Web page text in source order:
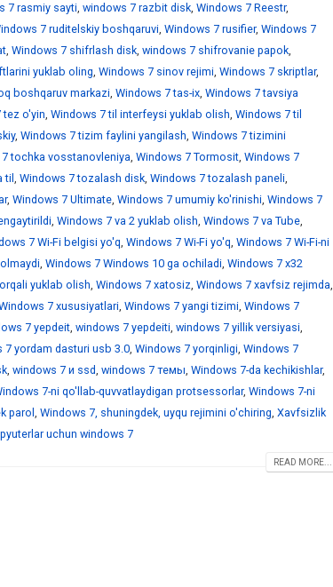
7 rasmiy sayti, windows 7 razbit disk, Windows 7 Reestr,
7 ruditelskiy boshqaruvi, Windows 7 rusifier, Windows 7
, Windows 7 shifrlash disk, windows 7 shifrovanie papok,
yuklab oling, Windows 7 sinov rejimi, Windows 7 skriptlar,
boshqaruv markazi, Windows 7 tas-ix, Windows 7 tavsiya
tez o'yin, Windows 7 til interfeysi yuklab olish, Windows 7 til
, Windows 7 tizim faylini yangilash, Windows 7 tizimini
tochka vosstanovleniya, Windows 7 Tormosit, Windows 7
til , Windows 7 tozalash disk, Windows 7 tozalash paneli,
, Windows 7 Ultimate, Windows 7 umumiy ko'rinishi, Windows 7
, Windows 7 va 2 yuklab olish, Windows 7 va Tube,
7 Wi-Fi belgisi yo'q, Windows 7 Wi-Fi yo'q, Windows 7 Wi-Fi-ni
, Windows 7 Windows 10 ga ochiladi, Windows 7 x32
yuklab olish, Windows 7 xatosiz, Windows 7 xavfsiz rejimda,
7 xususiyatlari, Windows 7 yangi tizimi, Windows 7
7 yepdeit, windows 7 yepdeiti, windows 7 yillik versiyasi,
7 yordam dasturi usb 3.0, Windows 7 yorqinligi, Windows 7
, windows 7 и ssd, windows 7 темы, Windows 7-da kechikishlar,
7-ni qo'llab-quvvatlaydigan protsessorlar, Windows 7-ni
parol , Windows 7, shuningdek, uyqu rejimini o'chiring, Xavfsizlik
uchun windows 7
READ MORE...